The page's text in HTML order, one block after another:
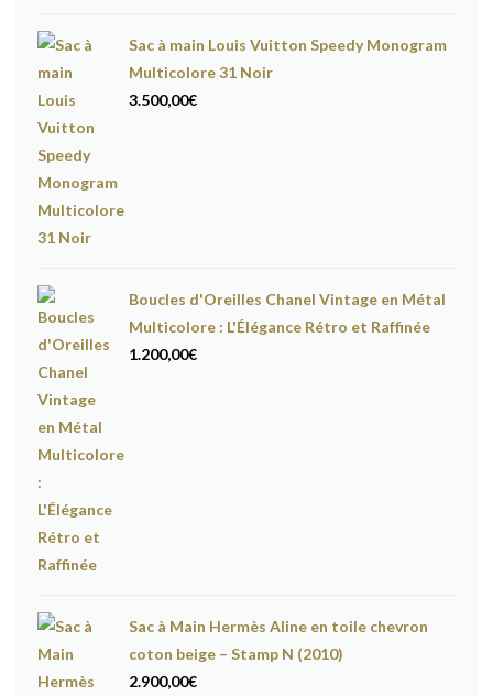
Sac à main Louis Vuitton Speedy Monogram
Multicolore 31 Noir
3.500,00€
Boucles d'Oreilles Chanel Vintage en Métal
Multicolore : L'Élégance Rétro et Raffinée
1.200,00€
Sac à Main Hermès Aline en toile chevron
coton beige – Stamp N (2010)
2.900,00€